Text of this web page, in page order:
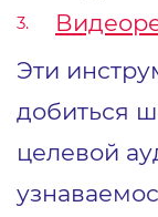
Эти
добиться
целевой